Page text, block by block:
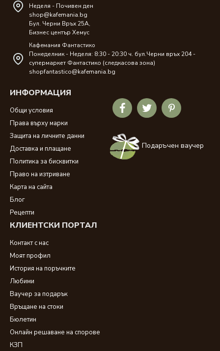
Неделя - Почивен ден
shop@kafemania.bg
Бул. Черни Връх 25A,
Бизнес център Хемус
Кафемания Фантастико
Понеделник - Неделя: 8:30 - 20:30 ч. бул.Черни връх 204 -
супермаркет Фантастико (следкасова зона)
shopfantastico@kafemania.bg
ИНФОРМАЦИЯ
Общи условия
Права върху марки
Защита на личните данни
Доставка и плащане
Политика за бисквитки
Право на изтриване
Карта на сайта
Блог
Рецепти
КЛИЕНТСКИ ПОРТАЛ
Контакт с нас
Моят профил
История на поръчките
Любими
Ваучер за подарък
Връщане на стоки
Бюлетин
Онлайн решаване на спорове
КЗП
Подаръчен ваучер